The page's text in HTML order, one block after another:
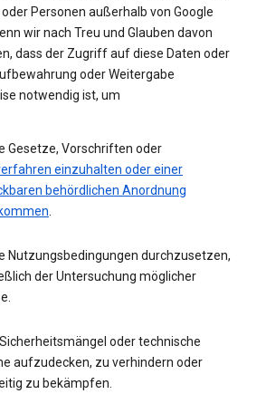
Personen außerhalb von Google
wir nach Treu und Glauben davon
dass der Zugriff auf diese Daten oder
oder Weitergabe
notwendig ist, um
Gesetze, Vorschriften oder
einzuhalten oder einer
behördlichen Anordnung
.
Nutzungsbedingungen durchzusetzen,
der Untersuchung möglicher
oder technische
aufzudecken, zu verhindern oder
zu bekämpfen.